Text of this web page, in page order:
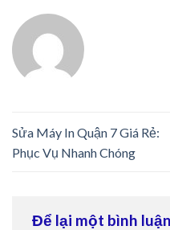
Sửa Máy In Quận 7 Giá Rẻ:
Phục Vụ Nhanh Chóng
Để lại một bình luận